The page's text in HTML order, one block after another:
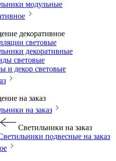
модульные
декоративное
световые
декоративные
световые
и декор световые
на заказ
на заказ
Светильники на заказ
подвесные на заказ